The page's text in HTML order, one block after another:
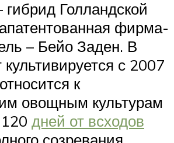
гибрид Голландской
фирма-
– Бейо Заден. В
культивируется с 2007
к
овощным культурам
дней от всходов